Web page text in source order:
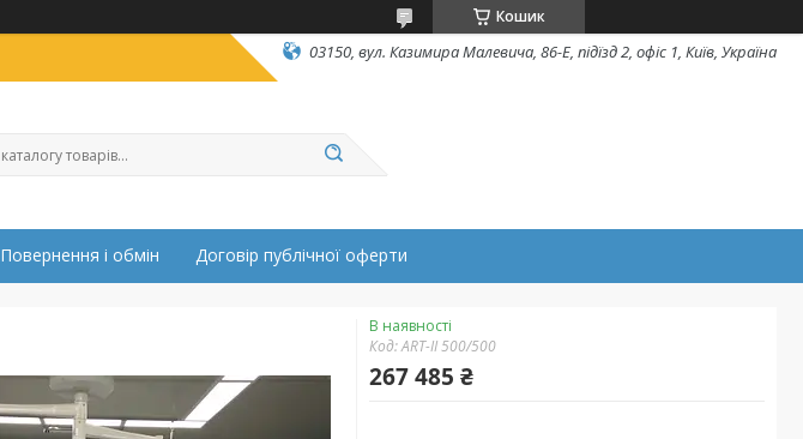
Кошик
03150, вул. Казимира Малевича, 86-Е, підїзд 2, офіс 1, Київ, Україна
Повернення і обмін Договір публічної оферти
В наявності
Код:ART-II 500/500
267 485 ₴